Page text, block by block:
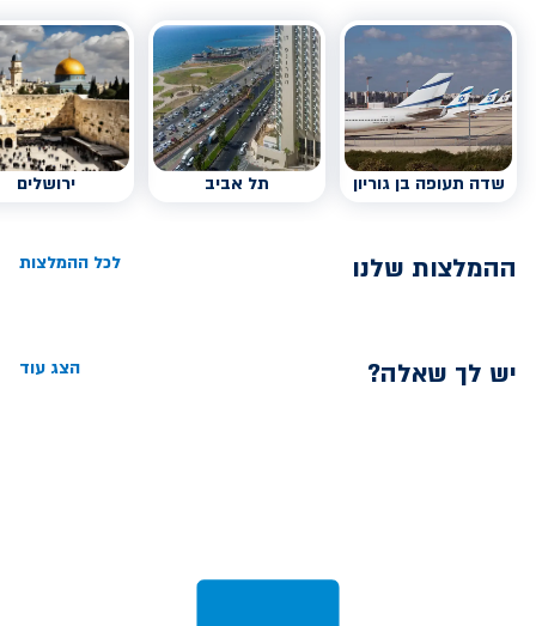
שדה תעופה בן גוריון תל אביב ירושלים
ההמלצות שלנו לכל ההמלצות
יש לך שאלה? הצג עוד